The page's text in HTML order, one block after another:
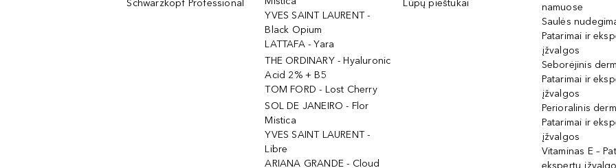
Schwarzkopf Professional
YVES SAINT LAURENT -
Black Opium
LATTAFA - Yara
THE ORDINARY - Hyaluronic
Acid 2% + B5
TOM FORD - Lost Cherry
SOL DE JANEIRO - Flor
Mistica
YVES SAINT LAURENT -
Libre
ARIANA GRANDE - Cloud
Lūpų pieštukai
namuose
Saulės
Patarimai ir
įžvalgos
Seborėjinis
Patarimai ir
įžvalgos
Perioralinis
Patarimai ir
įžvalgos
Vitaminas E –
ekspertų